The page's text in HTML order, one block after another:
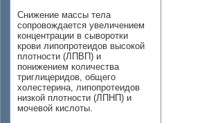
Снижение массы тела
сопровождается увеличением
концентрации в сыворотки
крови липопротеидов высокой
плотности (ЛПВП) и
понижением количества
триглицеридов, общего
холестерина, липопротеидов
низкой плотности (ЛПНП) и
мочевой кислоты.